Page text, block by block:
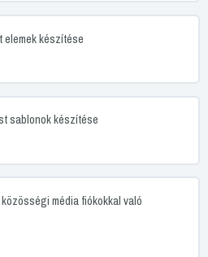
elemek készítése
sablonok készítése
média fiókokkal való